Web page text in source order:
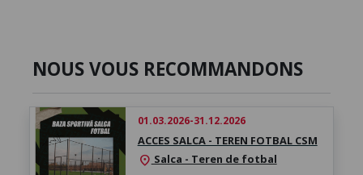
NOUS VOUS RECOMMANDONS
01.03.2026-31.12.2026
ACCES SALCA - TEREN FOTBAL CSM
location_on Salca - Teren de fotbal